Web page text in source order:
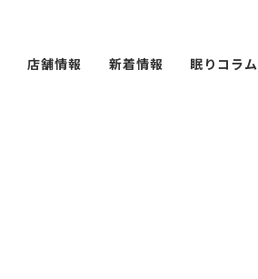
店舗情報 新着情報 眠りコラム